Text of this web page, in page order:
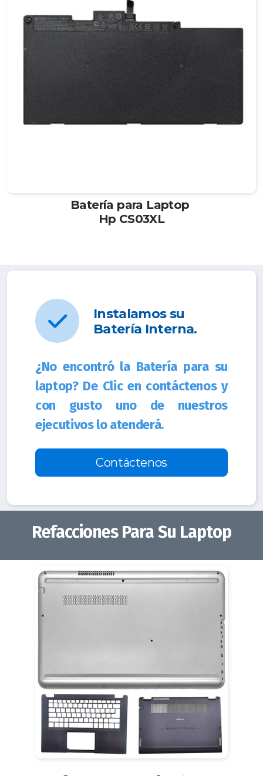
Batería para Laptop
Hp CS03XL
Instalamos su
Batería Interna.
¿No encontró la Batería para su
laptop? De Clic en contáctenos y
con gusto uno de nuestros
ejecutivos lo atenderá.
Contáctenos
Refacciones Para Su Laptop